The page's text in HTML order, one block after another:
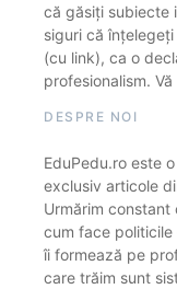
că găsiți subiecte
siguri că
(cu link), ca o
profesionalism.
DESPRE NOI
EduPedu.ro este
exclusiv articole
Urmărim
cum face
îi formează pe
care trăim sunt